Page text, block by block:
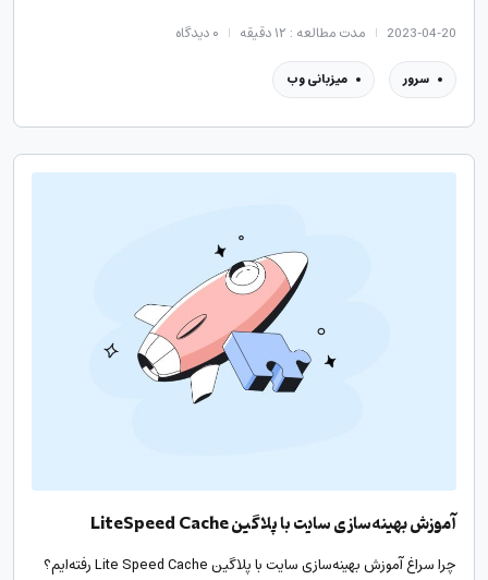
2023-04-20 مدت مطالعه : ۱۲ دقیقه ۰دیدگاه
سرور میزبانی وب
آموزش بهینه‌سازی سایت با پلاگین LiteSpeed Cache
چرا سراغ آموزش بهینه‌سازی سایت با پلاگین Lite Speed Cache رفته‌ایم؟